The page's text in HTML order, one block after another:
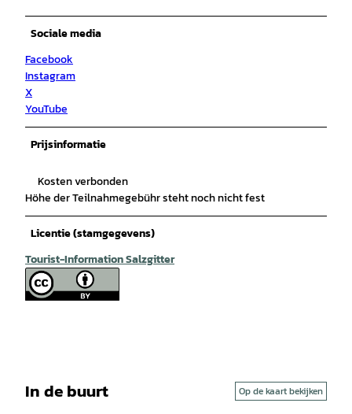
Sociale media
Facebook
Instagram
X
YouTube
Prijsinformatie
Kosten verbonden
Höhe der Teilnahmegebühr steht noch nicht fest
Licentie (stamgegevens)
Tourist-Information Salzgitter
In de buurt Op de kaart bekijken